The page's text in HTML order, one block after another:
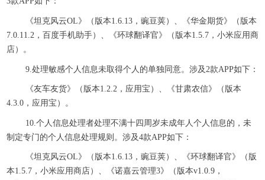
《坦克风云OL》（版本1.6.13，豌豆荚）、《华金期货》（版本
7.0.11.2，百度手机助手）、《环球翻译官》（版本1.5.7，小米应用商
店）。
9.处理敏感个人信息未取得个人的单独同意。涉及2款APP如下：
《友车友货》（版本1.2.2，应用宝）、《甘肃农信》（版本
4.3.0，应用宝）。
10.个人信息处理者处理不满十四周岁未成年人个人信息的，未
制定专门的个人信息处理规则。涉及4款APP如下：
《坦克风云OL》（版本1.6.13，豌豆荚）、《环球翻译官》（版
本1.5.7，小米应用商店）、《诺嘉云管理3》（版本v1.0.9，